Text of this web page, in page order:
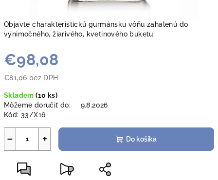
Objavte charakteristickú gurmánsku vôňu zahalenú do
výnimočného, žiarivého, kvetinového buketu.
€98,08
€81,06 bez DPH
cena:
Skladem(10 ks)
Môžeme doručiť do:
9.8.2026
Kód: 33/X16
+
− Do košíka